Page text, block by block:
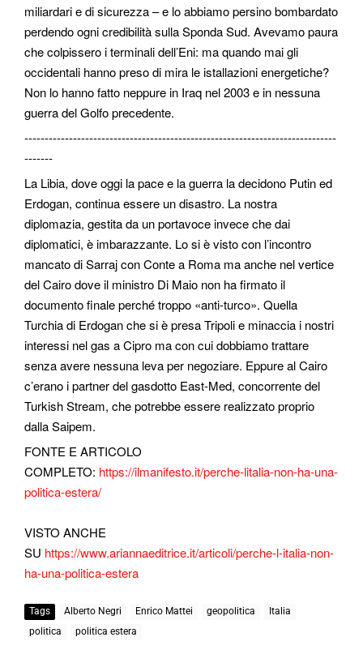
miliardari e di sicurezza – e lo abbiamo persino bombardato
perdendo ogni credibilità sulla Sponda Sud. Avevamo paura
che colpissero i terminali dell’Eni: ma quando mai gli
occidentali hanno preso di mira le istallazioni energetiche?
Non lo hanno fatto neppure in Iraq nel 2003 e in nessuna
guerra del Golfo precedente.
-----------------------------------------------------------------------------
-------
La Libia, dove oggi la pace e la guerra la decidono Putin ed
Erdogan, continua essere un disastro. La nostra
diplomazia, gestita da un portavoce invece che dai
diplomatici, è imbarazzante. Lo si è visto con l’incontro
mancato di Sarraj con Conte a Roma ma anche nel vertice
del Cairo dove il ministro Di Maio non ha firmato il
documento finale perché troppo «anti-turco». Quella
Turchia di Erdogan che si è presa Tripoli e minaccia i nostri
interessi nel gas a Cipro ma con cui dobbiamo trattare
senza avere nessuna leva per negoziare. Eppure al Cairo
c’erano i partner del gasdotto East-Med, concorrente del
Turkish Stream, che potrebbe essere realizzato proprio
dalla Saipem.
FONTE E ARTICOLO
COMPLETO: https://ilmanifesto.it/perche-litalia-non-ha-una-
politica-estera/
VISTO ANCHE
SU https://www.ariannaeditrice.it/articoli/perche-l-italia-non-
ha-una-politica-estera
Tags Alberto Negri Enrico Mattei geopolitica
Italia
politica
politica estera